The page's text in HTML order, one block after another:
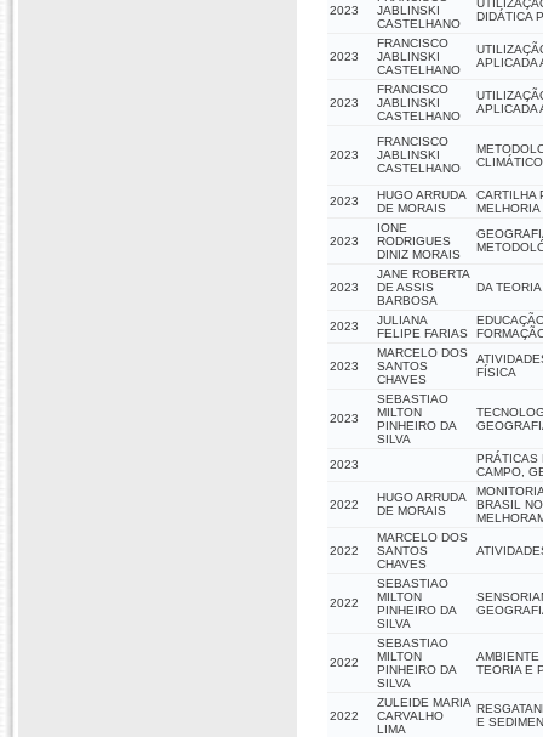
2023
JABLINSKI
CASTELHANO
DIDÁTICA
2023
FRANCISCO
JABLINSKI
CASTELHANO
APLICADA
2023
FRANCISCO
JABLINSKI
CASTELHANO
APLICADA
2023
FRANCISCO
JABLINSKI
CASTELHANO
2023
HUGO ARRUDA
DE MORAIS
CARTILHA
MELHORIA
2023
IONE
RODRIGUES
DINIZ MORAIS
2023
JANE ROBERTA
DE ASSIS
BARBOSA
DA
2023
JULIANA
FELIPE FARIAS
2023
MARCELO DOS
SANTOS
CHAVES
FÍSICA
2023
SEBASTIAO
MILTON
PINHEIRO DA
SILVA
2023
PRÁTICAS
CAMPO,
2022
HUGO ARRUDA
DE MORAIS
BRASIL
2022
MARCELO DOS
SANTOS
CHAVES
2022
SEBASTIAO
MILTON
PINHEIRO DA
SILVA
2022
SEBASTIAO
MILTON
PINHEIRO DA
SILVA
AMBIENTE
TEORIA E
2022
ZULEIDE MARIA
CARVALHO
LIMA
E